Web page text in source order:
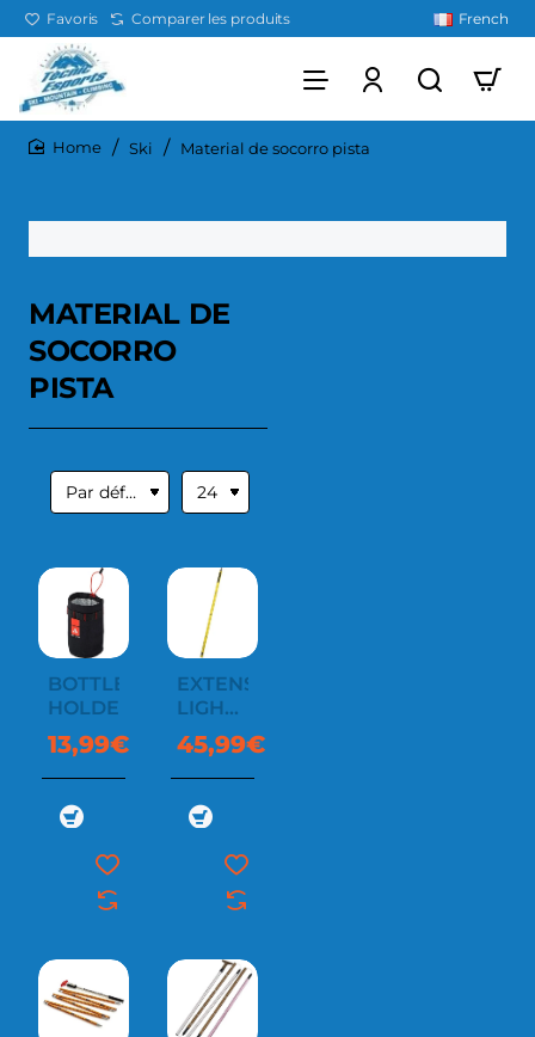
Favoris Comparer les produits French
Ski Material de socorro pista
MATERIAL DE
SOCORRO
PISTA
BOTTLE
HOLDER
13,99€
EXTENSIONS
LIGHTNING
CARBON
PLUS
45,99€